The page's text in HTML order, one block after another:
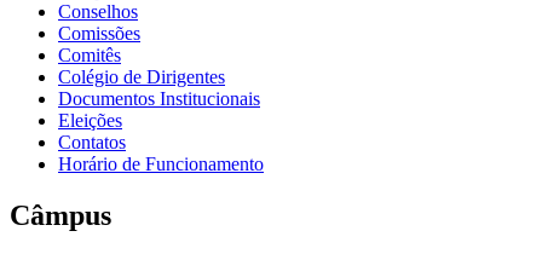
Conselhos
Comissões
Comitês
Colégio de Dirigentes
Documentos Institucionais
Eleições
Contatos
Horário de Funcionamento
Câmpus